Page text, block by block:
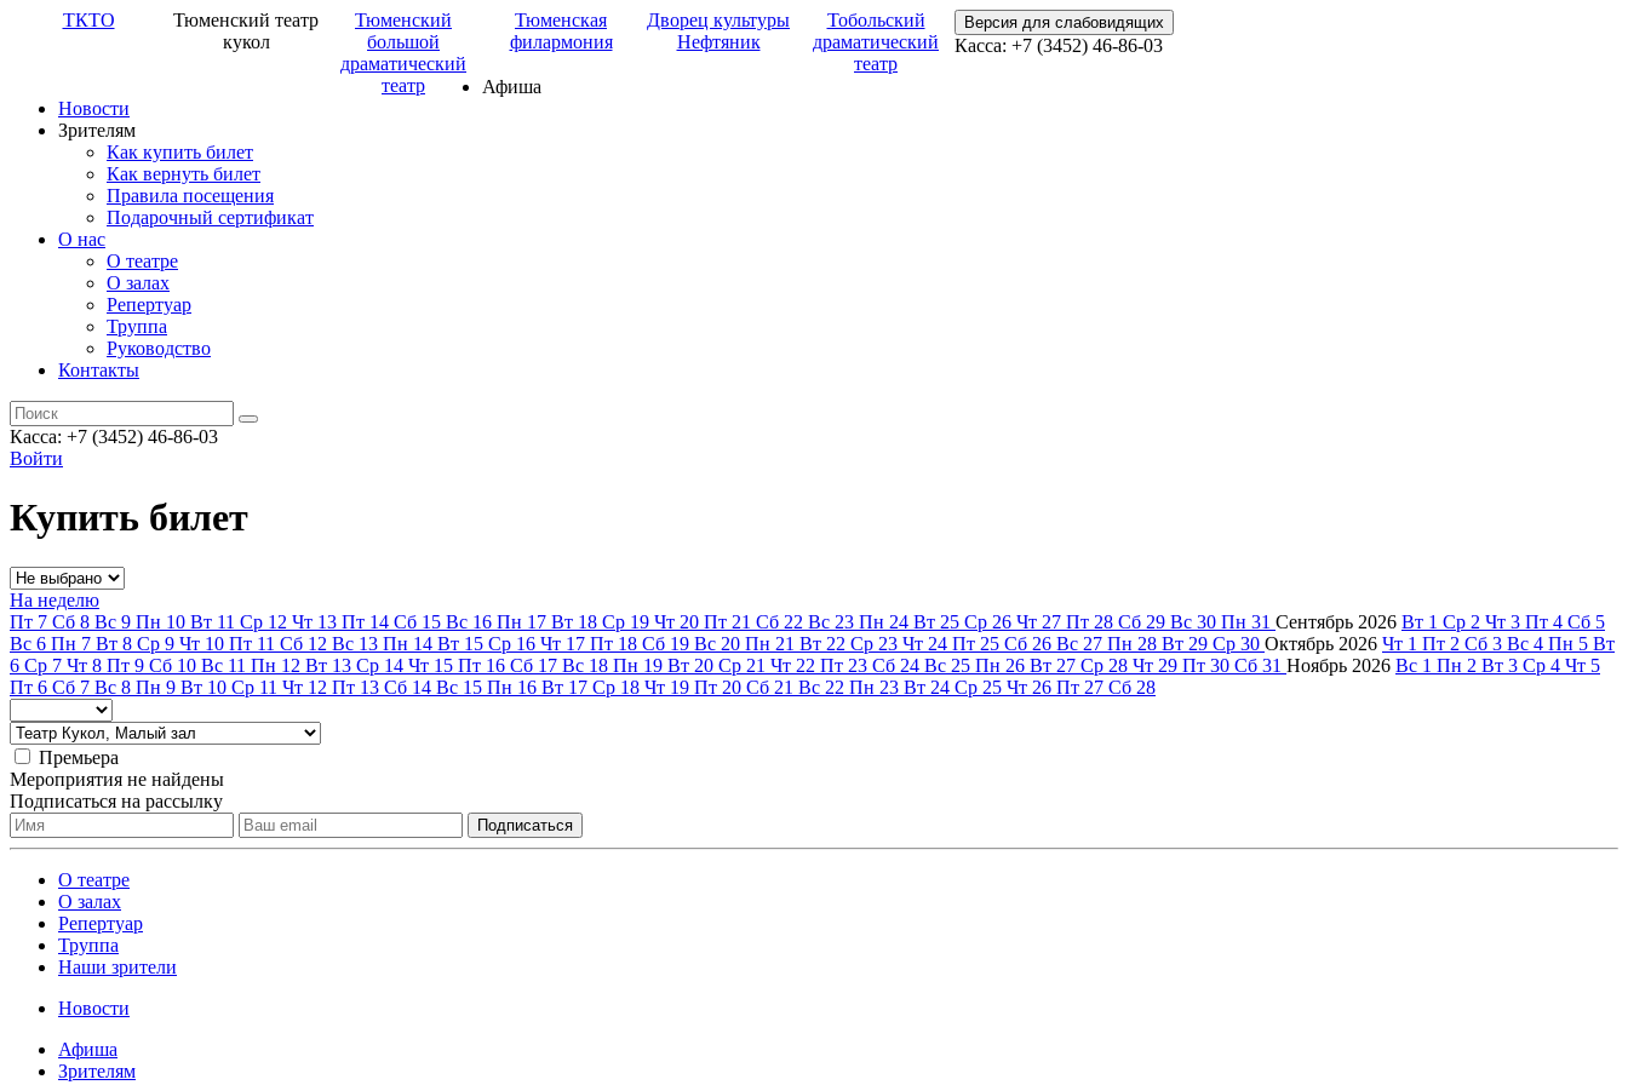
ТКТО
Тюменский театр
кукол
Тюменский
большой
драматический
театр
Тюменская
филармония
Дворец культуры
Нефтяник
Тобольский
драматический
театр
Версия для слабовидящих
Касса: +7 (3452) 46-86-03
Афиша
Новости
Зрителям
Как купить билет
Как вернуть билет
Правила посещения
Подарочный сертификат
О нас
О театре
О залах
Репертуар
Труппа
Руководство
Контакты
Касса: +7 (3452) 46-86-03
Войти
Купить билет
На неделю
Пт 7 Сб 8 Вс 9 Пн 10 Вт 11 Ср 12 Чт 13 Пт 14 Сб 15 Вс 16 Пн 17 Вт 18 Ср 19 Чт 20 Пт 21 Сб 22 Вс 23 Пн 24 Вт 25 Ср 26 Чт 27 Пт 28 Сб 29 Вс 30 Пн 31 Сентябрь 2026 Вт 1 Ср 2 Чт 3 Пт 4 Сб 5
Вс 6 Пн 7 Вт 8 Ср 9 Чт 10 Пт 11 Сб 12 Вс 13 Пн 14 Вт 15 Ср 16 Чт 17 Пт 18 Сб 19 Вс 20 Пн 21 Вт 22 Ср 23 Чт 24 Пт 25 Сб 26 Вс 27 Пн 28 Вт 29 Ср 30 Октябрь 2026 Чт 1 Пт 2 Сб 3 Вс 4 Пн 5 Вт
6 Ср 7 Чт 8 Пт 9 Сб 10 Вс 11 Пн 12 Вт 13 Ср 14 Чт 15 Пт 16 Сб 17 Вс 18 Пн 19 Вт 20 Ср 21 Чт 22 Пт 23 Сб 24 Вс 25 Пн 26 Вт 27 Ср 28 Чт 29 Пт 30 Сб 31 Ноябрь 2026 Вс 1 Пн 2 Вт 3 Ср 4 Чт 5
Пт 6 Сб 7 Вс 8 Пн 9 Вт 10 Ср 11 Чт 12 Пт 13 Сб 14 Вс 15 Пн 16 Вт 17 Ср 18 Чт 19 Пт 20 Сб 21 Вс 22 Пн 23 Вт 24 Ср 25 Чт 26 Пт 27 Сб 28
Премьера
Мероприятия не найдены
Подписаться на рассылку
О театре
О залах
Репертуар
Труппа
Наши зрители
Новости
Афиша
Зрителям